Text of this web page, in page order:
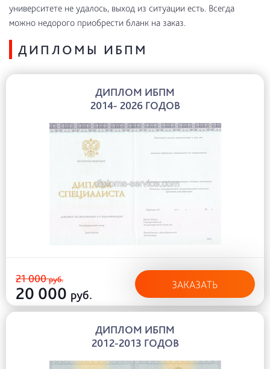
университете не удалось, выход из ситуации есть. Всегда
можно недорого приобрести бланк на заказ.
ДИПЛОМЫ ИБПМ
ДИПЛОМ ИБПМ
2014- 2026 ГОДОВ
21 000руб.
20 000 руб.
ЗАКАЗАТЬ
ДИПЛОМ ИБПМ
2012-2013 ГОДОВ